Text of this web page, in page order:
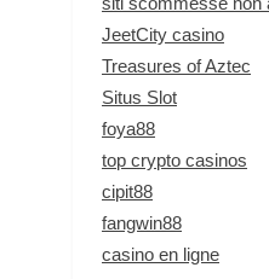
JeetCity casino
Treasures of Aztec
Situs Slot
foya88
top crypto casinos
cipit88
fangwin88
casino en ligne